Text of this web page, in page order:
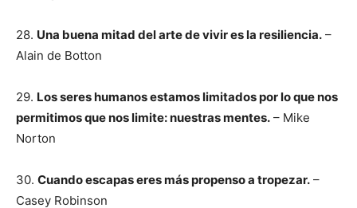
28. Una buena mitad del arte de vivir es la resiliencia. –
Alain de Botton
29. Los seres humanos estamos limitados por lo que nos
permitimos que nos limite: nuestras mentes. – Mike
Norton
30. Cuando escapas eres más propenso a tropezar. –
Casey Robinson